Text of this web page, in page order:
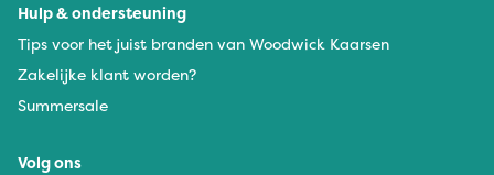
Hulp & ondersteuning
Tips voor het juist branden van Woodwick Kaarsen
Zakelijke klant worden?
Summersale
Volg ons